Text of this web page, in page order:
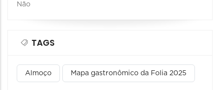
Não
TAGS
Almoço Mapa gastronômico da Folia 2025